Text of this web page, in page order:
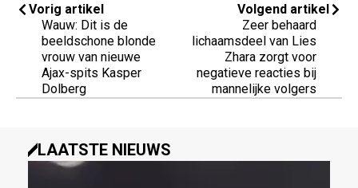
Vorig artikel
Wauw: Dit is de
beeldschone blonde
vrouw van nieuwe
Ajax-spits Kasper
Dolberg
Volgend artikel
Zeer behaard
lichaamsdeel van Lies
Zhara zorgt voor
negatieve reacties bij
mannelijke volgers
LAATSTE NIEUWS